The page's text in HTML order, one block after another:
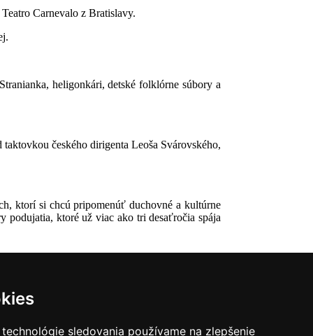
sledovania používame na zlepšenie
Carnevalo z Bratislavy.
heligonkári, detské folklórne súbory a
českého dirigenta Leoša Svárovského,
ktorí si chcú pripomenúť duchovné a kultúrne
podujatia, ktoré už viac ako tri desaťročia spája